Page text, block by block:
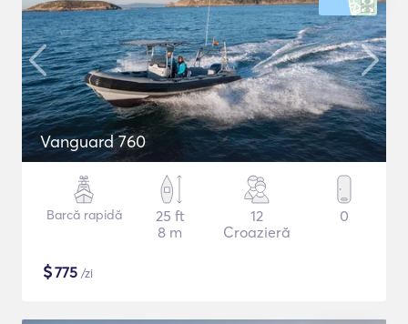
Vanguard 760
Barcă rapidă
25 ft
8 m
12
Croazieră
0
$775 /zi